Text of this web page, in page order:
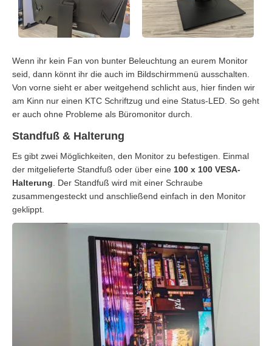
Wenn ihr kein Fan von bunter Beleuchtung an eurem Monitor
seid, dann könnt ihr die auch im Bildschirmmenü ausschalten.
Von vorne sieht er aber weitgehend schlicht aus, hier finden wir
am Kinn nur einen KTC Schriftzug und eine Status-LED. So geht
er auch ohne Probleme als Büromonitor durch.
Standfuß & Halterung
Es gibt zwei Möglichkeiten, den Monitor zu befestigen. Einmal
der mitgelieferte Standfuß oder über eine 100 x 100 VESA-
Halterung. Der Standfuß wird mit einer Schraube
zusammengesteckt und anschließend einfach in den Monitor
geklippt.